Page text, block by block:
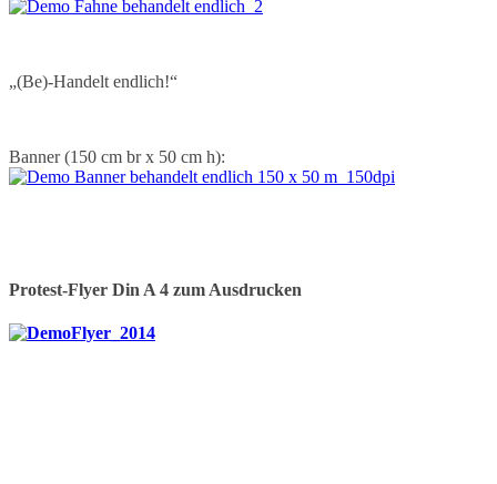
„(Be)-Handelt endlich!“
Banner (150 cm br x 50 cm h):
Protest-Flyer Din A 4 zum Ausdrucken